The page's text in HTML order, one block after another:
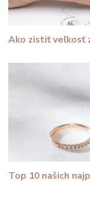
Ako zistiť veľkosť
Top 10 našich